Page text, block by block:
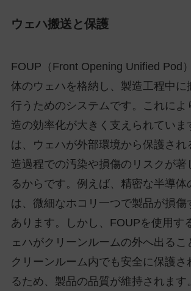
ウェハ搬送と保護
FOUP（Front Opening Unified Pod
体のウェハを格納し、製造工程中に
行うためのシステムです。これによ
造の効率化が大きく支えられていま
は、ウェハが外部環境から保護され
造過程での汚染や損傷のリスクが著
るからです。例えば、精密な半導体
は、微細なホコリ一つで製品が損傷
あります。しかし、FOUPを使用す
ェハがクリーンルームの外へ出るこ
クリーンルーム内でも安全に保護さ
るため、製品の品質が維持されます